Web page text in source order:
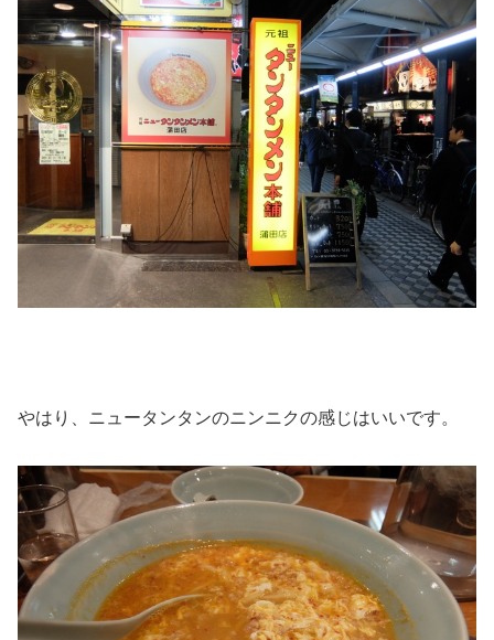
やはり、ニュータンタンのニンニクの感じはいいです。